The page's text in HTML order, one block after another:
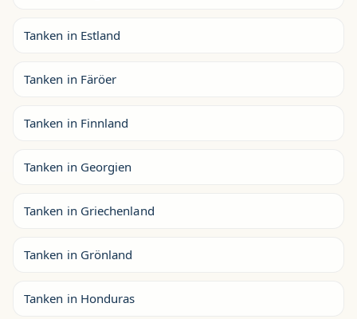
Tanken in Estland
Tanken in Färöer
Tanken in Finnland
Tanken in Georgien
Tanken in Griechenland
Tanken in Grönland
Tanken in Honduras